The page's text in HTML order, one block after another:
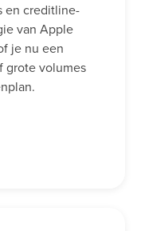
en creditline-
van Apple
je nu een
grote volumes